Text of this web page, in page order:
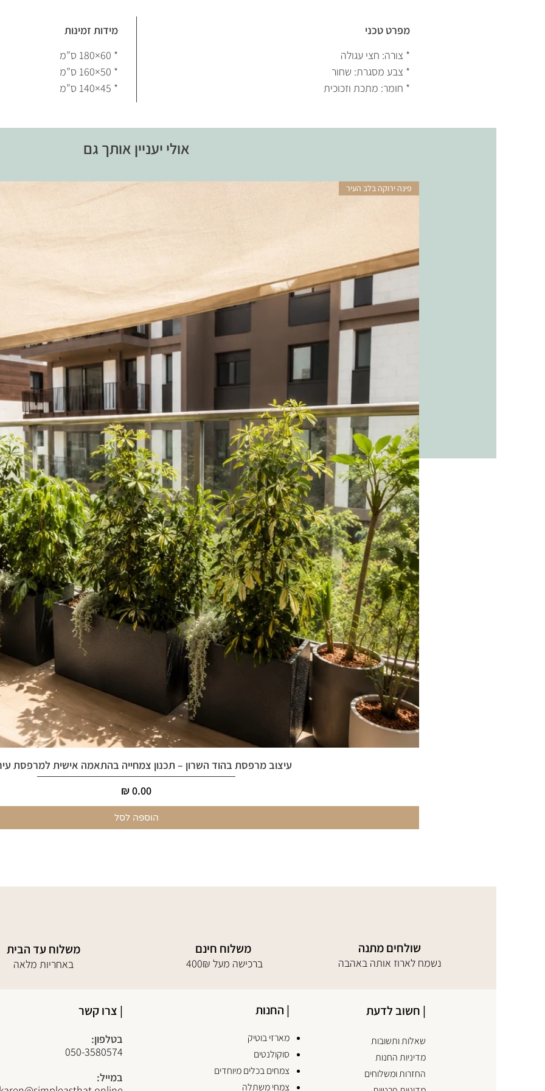
מפרט טכני
* צורה: חצי עגולה
* צבע מסגרת: שחור
* חומר: מתכת וזכוכית
מידות זמינות
* 60×180 ס”מ
* 50×160 ס”מ
* 45×140 ס”מ
אולי יעניין אותך גם
פינה ירוקה בלב העיר
עיצוב מרפסת בהוד השרון – תכנון צמחייה בהתאמה אישית למרפסת
מחיר
הוספה לסל
משלוח עד הבית
באחריות מלאה
משלוח חינם
400₪ ברכישה מעל
שולחים מתנה
נשמח לארוז אותה באהבה
| צרו קשר
בטלפון:
050-3580574
במייל:
| החנות
מארזי בוטיק
סוקולנטים
צמחים בכלים מיוחדים
צמחי משתלה
| חשוב לדעת
שאלות ותשובות
מדיניות החנות
החזרות ומשלוחים